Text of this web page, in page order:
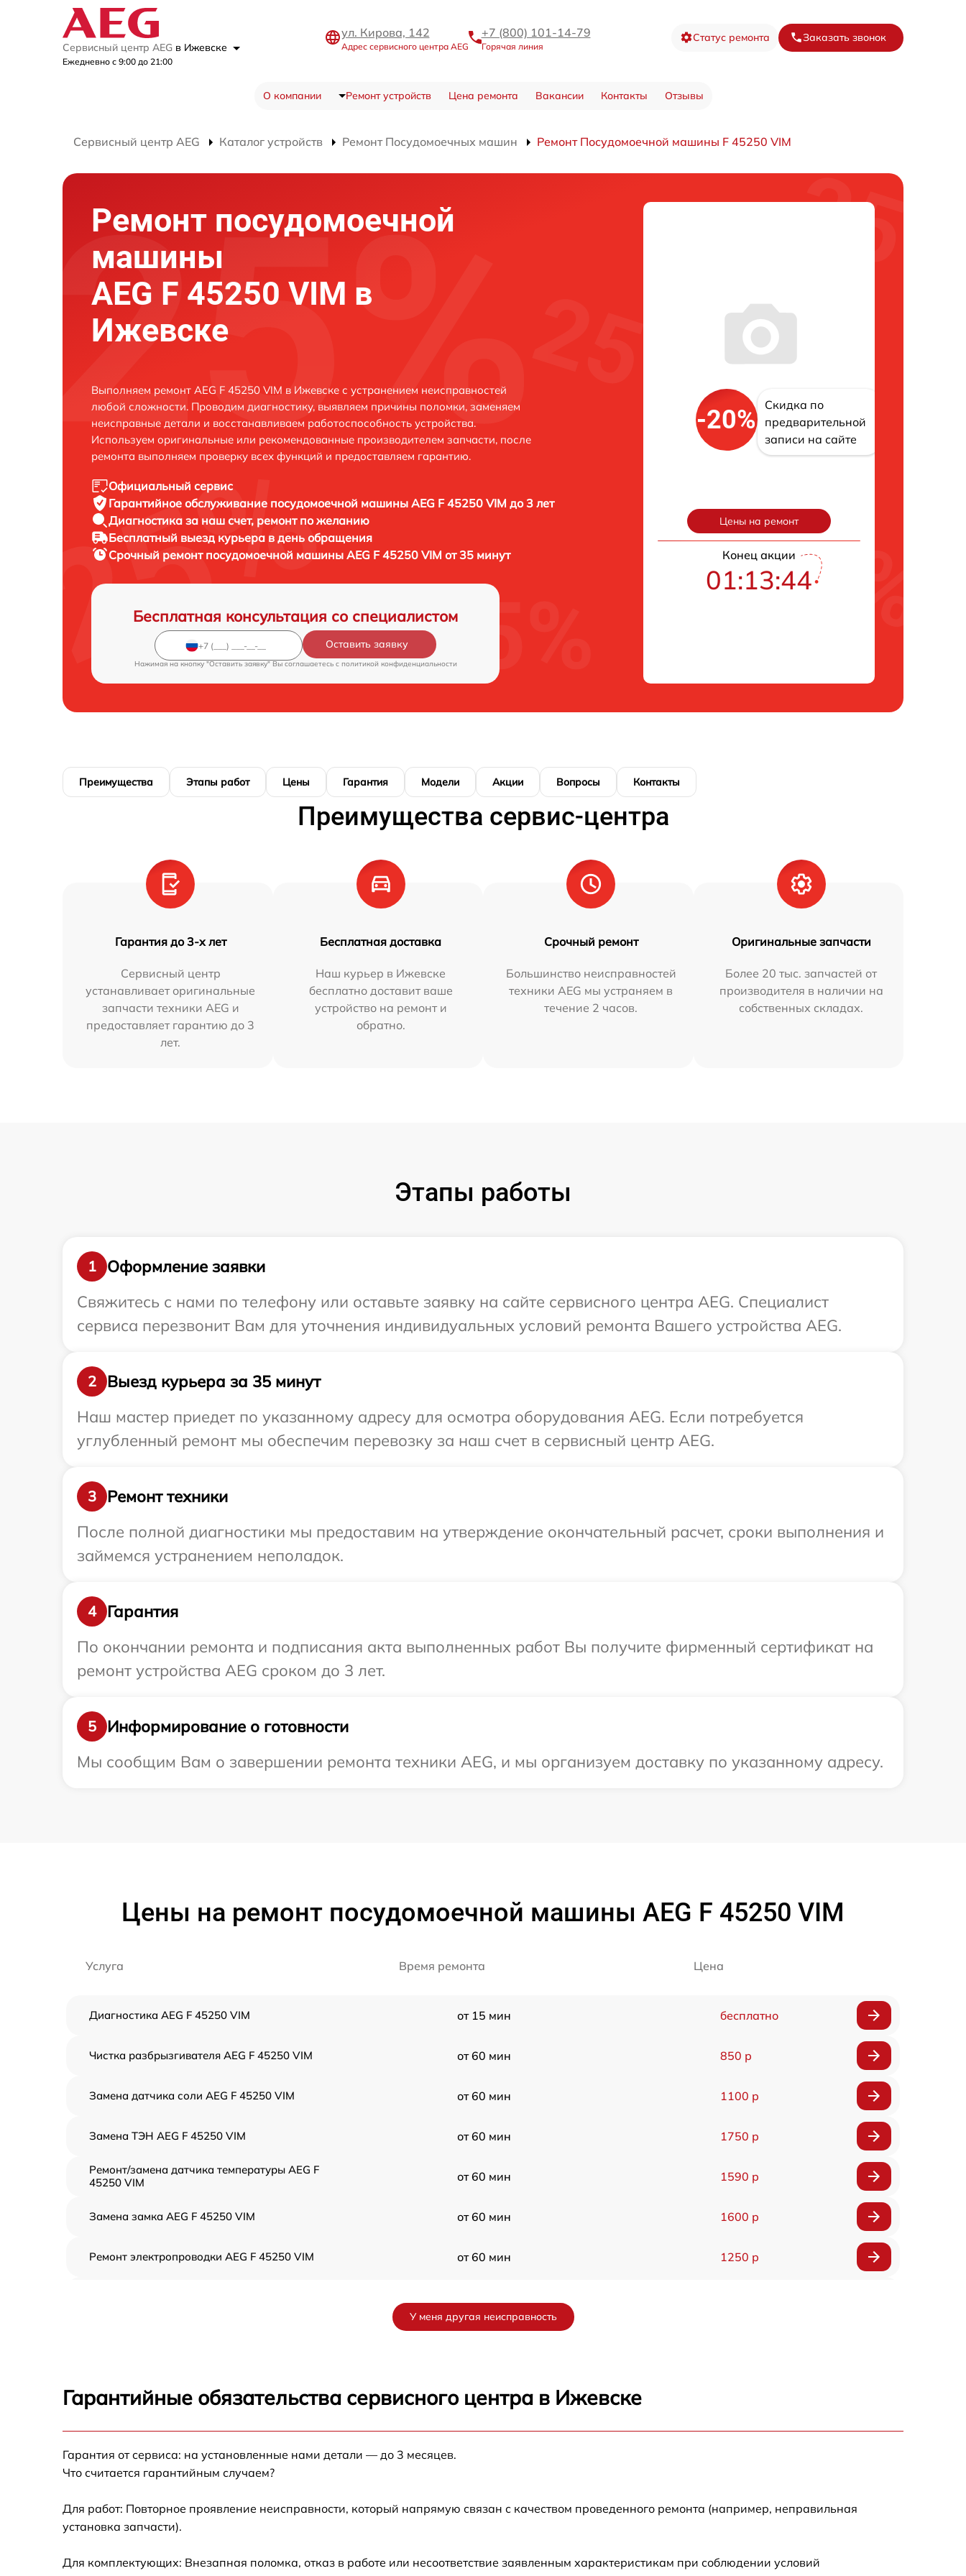
Сервисный центр AEG в Ижевске
Ежедневно с 9:00 до 21:00
ул. Кирова, 142
Адрес сервисного центра AEG
+7 (800) 101-14-79
Горячая линия
Статус ремонта Заказать звонок
О компании Ремонт устройств Цена ремонта Вакансии Контакты Отзывы
Сервисный центр AEG Каталог устройств Ремонт Посудомоечных машин Ремонт Посудомоечной машины F 45250 VIM
Ремонт посудомоечной
машины
AEG F 45250 VIM в
Ижевске
Выполняем ремонт AEG F 45250 VIM в Ижевске с устранением неисправностей
любой сложности. Проводим диагностику, выявляем причины поломки, заменяем
неисправные детали и восстанавливаем работоспособность устройства.
Используем оригинальные или рекомендованные производителем запчасти, после
ремонта выполняем проверку всех функций и предоставляем гарантию.
Официальный сервис
Гарантийное обслуживание посудомоечной машины AEG F 45250 VIM до 3 лет
Диагностика за наш счет, ремонт по желанию
Бесплатный выезд курьера в день обращения
Срочный ремонт посудомоечной машины AEG F 45250 VIM от 35 минут
Бесплатная консультация со специалистом
Оставить заявку
Нажимая на кнопку "Оставить заявку" Вы соглашаетесь c политикой конфиденциальности
-20%
Скидка по
предварительной
записи на сайте
Цены на ремонт
Конец акции
01:13:43
Преимущества Этапы работ Цены Гарантия Модели Акции Вопросы Контакты
Преимущества сервис-центра
Гарантия до 3-х лет
Сервисный центр
устанавливает оригинальные
запчасти техники AEG и
предоставляет гарантию до 3
лет.
Бесплатная доставка
Наш курьер в Ижевске
бесплатно доставит ваше
устройство на ремонт и
обратно.
Срочный ремонт
Большинство неисправностей
техники AEG мы устраняем в
течение 2 часов.
Оригинальные запчасти
Более 20 тыс. запчастей от
производителя в наличии на
собственных складах.
Этапы работы
1
Оформление заявки
Свяжитесь с нами по телефону или оставьте заявку на сайте сервисного центра AEG. Специалист
сервиса перезвонит Вам для уточнения индивидуальных условий ремонта Вашего устройства AEG.
2
Выезд курьера за 35 минут
Наш мастер приедет по указанному адресу для осмотра оборудования AEG. Если потребуется
углубленный ремонт мы обеспечим перевозку за наш счет в сервисный центр AEG.
3
Ремонт техники
После полной диагностики мы предоставим на утверждение окончательный расчет, сроки выполнения и
займемся устранением неполадок.
4
Гарантия
По окончании ремонта и подписания акта выполненных работ Вы получите фирменный сертификат на
ремонт устройства AEG сроком до 3 лет.
5
Информирование о готовности
Мы сообщим Вам о завершении ремонта техники AEG, и мы организуем доставку по указанному адресу.
Цены на ремонт посудомоечной машины AEG F 45250 VIM
Услуга Время ремонта Цена
Диагностика AEG F 45250 VIM от 15 мин бесплатно
Чистка разбрызгивателя AEG F 45250 VIM от 60 мин 850 р
Замена датчика соли AEG F 45250 VIM от 60 мин 1100 р
Замена ТЭН AEG F 45250 VIM от 60 мин 1750 р
Ремонт/замена датчика температуры AEG F
45250 VIM
от 60 мин 1590 р
Замена замка AEG F 45250 VIM от 60 мин 1600 р
Ремонт электропроводки AEG F 45250 VIM от 60 мин 1250 р
Замена панели управления AEG F 45250 VIM
Замена пускового конденсатора
У меня другая неисправность
Гарантийные обязательства сервисного центра в Ижевске
Гарантия от сервиса: на установленные нами детали — до 3 месяцев.
Что считается гарантийным случаем?
Для работ: Повторное проявление неисправности, который напрямую связан с качеством проведенного ремонта (например, неправильная
установка запчасти).
Для комплектующих: Внезапная поломка, отказ в работе или несоответствие заявленным характеристикам при соблюдении условий